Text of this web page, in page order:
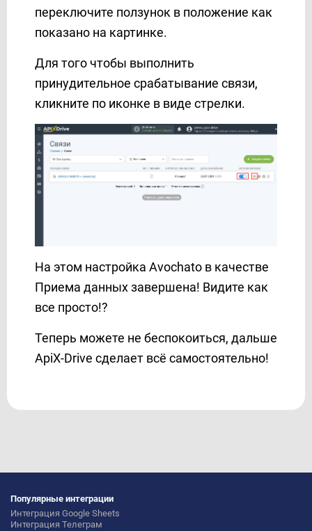
переключите ползунок в положение как
показано на картинке.
Для того чтобы выполнить
принудительное срабатывание связи,
кликните по иконке в виде стрелки.
На этом настройка Avochato в качестве
Приема данных завершена! Видите как
все просто!?
Теперь можете не беспокоиться, дальше
ApiX-Drive сделает всё самостоятельно!
Популярные интеграции
Интеграция Google Sheets
Интеграция Телеграм